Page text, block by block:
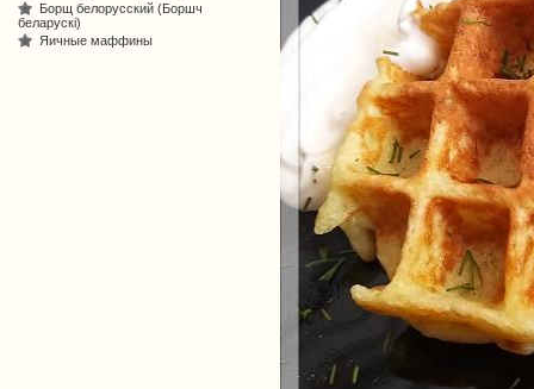
Борщ белорусский (Боршч
беларускі)
Яичные маффины